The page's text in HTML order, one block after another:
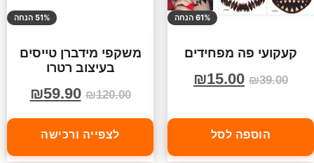
61% הנחה
קעקועי פה מפחידים
₪39.00
₪15.00
הוספה לסל
51% הנחה
משקפי מידברן טייסים
בעיצוב רטרו
₪120.00
₪59.90
לצפייה ורכישה